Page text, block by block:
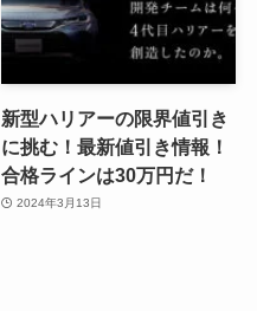
新型ハリアーの限界値引き
に挑む！最新値引き情報！
合格ラインは30万円だ！
2024年3月13日